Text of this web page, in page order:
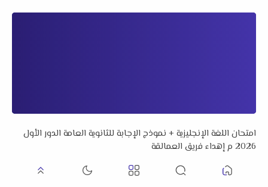
امتحان اللغة الإنجليزية + نموذج الإجابة للثانوية العامة الدور الأول
2026 م إهداء فريق العمالقة